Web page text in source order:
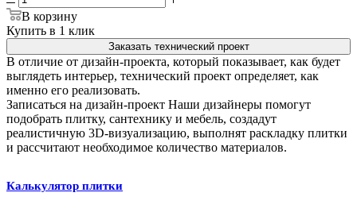
В корзину
Купить в 1 клик
Заказать технический проект
В отличие от дизайн-проекта, который показывает, как будет
выглядеть интерьер, технический проект определяет, как
именно его реализовать.
Записаться на дизайн-проект Наши дизайнеры помогут
подобрать плитку, сантехнику и мебель, создадут
реалистичную 3D-визуализацию, выполнят раскладку плитки
и рассчитают необходимое количество материалов.
Калькулятор плитки